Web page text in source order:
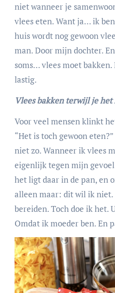
niet wanneer je
vlees eten. Want ja… ik
huis wordt nog gewoon
man. Door mijn dochter.
soms… vlees moet
lastig.
Vlees bakken terwijl je
Voor veel mensen klinkt het misschien overdreven.
“Het is toch gewoon
niet zo. Wanneer ik vlees
eigenlijk tegen mijn
het ligt daar in de pan, en
alleen maar: dit wil ik
bereiden. Toch doe ik het.
Omdat ik moeder ben. En